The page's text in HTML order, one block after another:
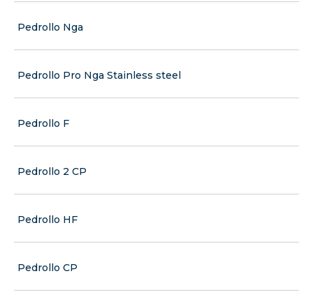
Pedrollo Nga
Pedrollo Pro Nga Stainless steel
Pedrollo F
Pedrollo 2 CP
Pedrollo HF
Pedrollo CP